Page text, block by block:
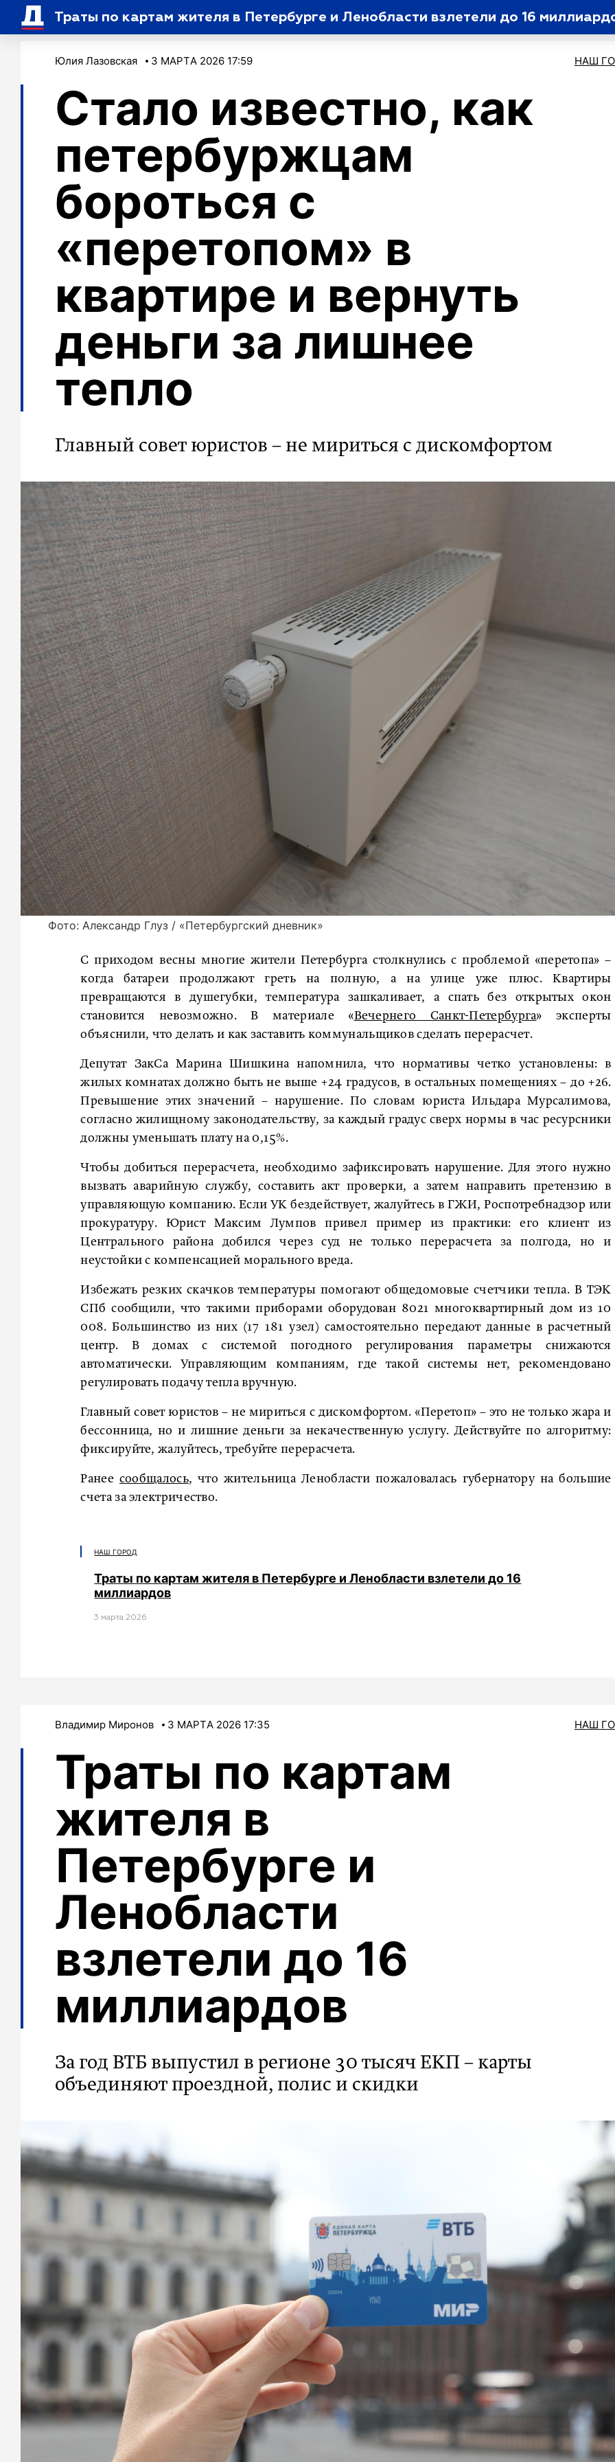
Траты по картам жителя в Петербурге и Ленобласти взлетели до 16
Юлия Лазовская 3 МАРТA 2026 17:59 НАШ
Стало известно, как
петербуржцам
бороться с
«перетопом» в
квартире и вернуть
деньги за лишнее
тепло
Главный совет юристов – не мириться с дискомфортом
Фото: Александр Глуз / «Петербургский дневник»
С приходом весны многие жители Петербурга столкнулись с проблемой «перетопа» –
когда батареи продолжают греть на полную, а на улице уже плюс. Квартиры
превращаются в душегубки, температура зашкаливает, а спать без открытых окон
становится невозможно. В материале «Вечернего Санкт-Петербурга» эксперты
объяснили, что делать и как заставить коммунальщиков сделать перерасчет.
Депутат ЗакСа Марина Шишкина напомнила, что нормативы четко установлены: в
жилых комнатах должно быть не выше +24 градусов, в остальных помещениях – до +26.
Превышение этих значений – нарушение. По словам юриста Ильдара Мурсалимова,
согласно жилищному законодательству, за каждый градус сверх нормы в час ресурсники
должны уменьшать плату на 0,15%.
Чтобы добиться перерасчета, необходимо зафиксировать нарушение. Для этого нужно
вызвать аварийную службу, составить акт проверки, а затем направить претензию в
управляющую компанию. Если УК бездействует, жалуйтесь в ГЖИ, Роспотребнадзор или
прокуратуру. Юрист Максим Лумпов привел пример из практики: его клиент из
Центрального района добился через суд не только перерасчета за полгода, но и
неустойки с компенсацией морального вреда.
Избежать резких скачков температуры помогают общедомовые счетчики тепла. В ТЭК
СПб сообщили, что такими приборами оборудован 8021 многоквартирный дом из 10
008. Большинство из них (17 181 узел) самостоятельно передают данные в расчетный
центр. В домах с системой погодного регулирования параметры снижаются
автоматически. Управляющим компаниям, где такой системы нет, рекомендовано
регулировать подачу тепла вручную.
Главный совет юристов – не мириться с дискомфортом. «Перетоп» – это не только жара и
бессонница, но и лишние деньги за некачественную услугу. Действуйте по алгоритму:
фиксируйте, жалуйтесь, требуйте перерасчета.
Ранее сообщалось, что жительница Ленобласти пожаловалась губернатору на большие
счета за электричество.
НАШ ГОРОД
Траты по картам жителя в Петербурге и Ленобласти взлетели до 16
миллиардов
3 мартa 2026
Владимир Миронов 3 МАРТA 2026 17:35 НАШ
Траты по картам
жителя в
Петербурге и
Ленобласти
взлетели до 16
миллиардов
За год ВТБ выпустил в регионе 30 тысяч ЕКП – карты
объединяют проездной, полис и скидки